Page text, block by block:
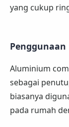
yang cukup
Penggunaan
Aluminium
sebagai
biasanya
pada rumah